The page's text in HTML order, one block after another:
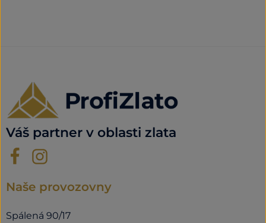
Váš partner v oblasti zlata
Naše provozovny
Spálená 90/17